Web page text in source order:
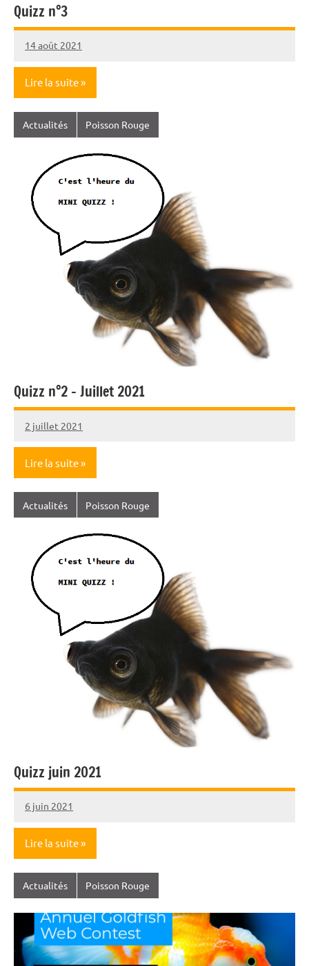
Quizz n°3
14 août 2021
Nicolas
Lire la suite
Actualités Poisson Rouge
Quizz n°2 – Juillet 2021
2 juillet 2021
Nicolas
Aucun
commentaire
Lire la suite
Actualités Poisson Rouge
Quizz juin 2021
6 juin 2021
Nicolas
Lire la suite
Actualités Poisson Rouge